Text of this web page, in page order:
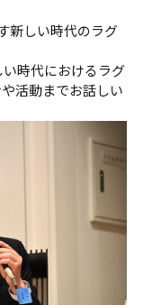
新しい時代のラグ
時代におけるラグ
活動までお話しい